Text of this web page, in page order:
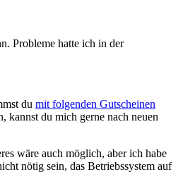
Probleme hatte ich in der
du mit folgenden Gutscheinen
kannst du mich gerne nach neuen
wäre auch möglich, aber ich habe
nötig sein, das Betriebssystem auf